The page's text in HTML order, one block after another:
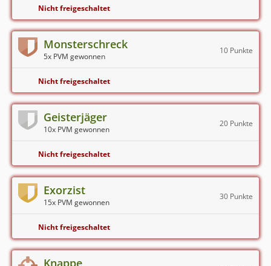
Nicht freigeschaltet
Monsterschreck
5x PVM gewonnen
10 Punkte
Nicht freigeschaltet
Geisterjäger
10x PVM gewonnen
20 Punkte
Nicht freigeschaltet
Exorzist
15x PVM gewonnen
30 Punkte
Nicht freigeschaltet
Knappe